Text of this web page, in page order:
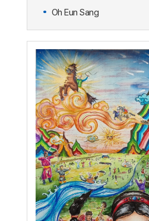
Oh Eun Sang